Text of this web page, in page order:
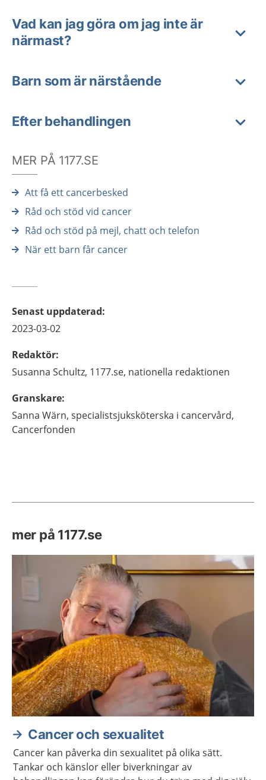
Vad kan jag göra om jag inte är
närmast?
Barn som är närstående
Efter behandlingen
MER PÅ 1177.SE
Att få ett cancerbesked
Råd och stöd vid cancer
Råd och stöd på mejl, chatt och telefon
När ett barn får cancer
Senast uppdaterad:
2023-03-02
Redaktör:
Susanna Schultz, 1177.se, nationella redaktionen
Granskare:
Sanna Wärn, specialistsjuksköterska i cancervård,
Cancerfonden
mer på 1177.se
Cancer och sexualitet
Cancer kan påverka din sexualitet på olika sätt.
Tankar och känslor eller biverkningar av